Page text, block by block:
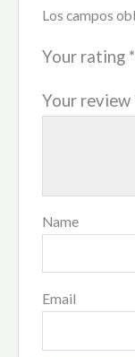
Los campos
Your rating *
Your review
Name
Email